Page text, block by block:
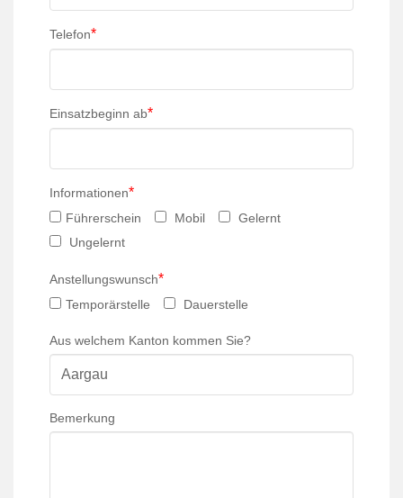
Telefon*
Einsatzbeginn ab*
Informationen*
Führerschein Mobil
Gelernt
Ungelernt
Anstellungswunsch*
Temporärstelle Dauerstelle
Aus welchem Kanton kommen Sie?
Bemerkung